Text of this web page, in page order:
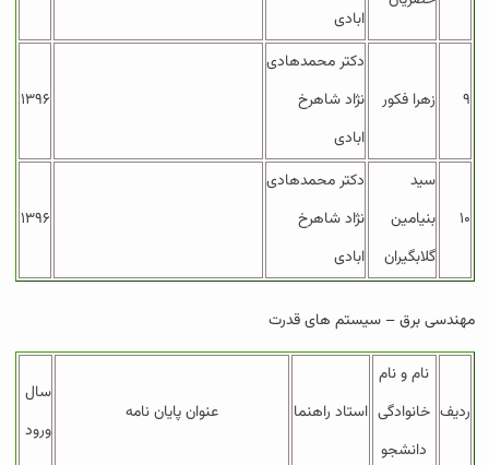
ابادی
۹ زهرا فکور
دکتر محمدهادی
نژاد شاهرخ
ابادی
۱۳۹۶
۱۰
سید
بنیامین
گلابگیران
دکتر محمدهادی
نژاد شاهرخ
ابادی
۱۳۹۶
مهندسی برق – سیستم های قدرت
ردیف
نام و نام
خانوادگی
دانشجو
استاد راهنما عنوان پایان نامه
سال
ورود